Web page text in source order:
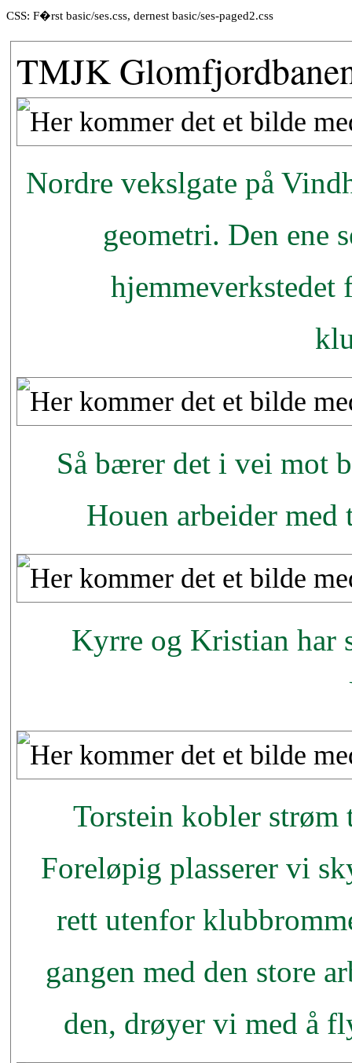
CSS: F�rst basic/ses.css, dernest basic/ses-paged2.css
TMJK
Nordre vekslgate på
geometri. Den ene
hjemmeverkstedet
Så bærer det i vei mot
Houen arbeider
Kyrre og Kristian har
Torstein kobler strøm
Foreløpig plasserer vi
rett utenfor
gangen med den store
den, drøyer vi med å